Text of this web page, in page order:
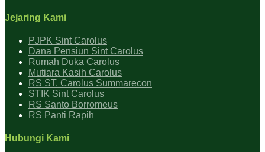
Jejaring Kami
PJPK Sint Carolus
Dana Pensiun Sint Carolus
Rumah Duka Carolus
Mutiara Kasih Carolus
RS ST. Carolus Summarecon
STIK Sint Carolus
RS Santo Borromeus
RS Panti Rapih
Hubungi Kami